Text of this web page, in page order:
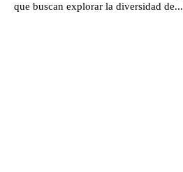
que buscan explorar la diversidad de...